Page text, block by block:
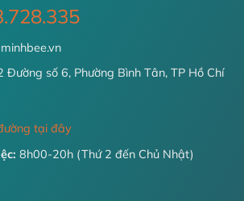
Đường số 6, Phường Bình Tân, TP Hồ Chí
tại đây
8h00-20h (Thứ 2 đến Chủ Nhật)